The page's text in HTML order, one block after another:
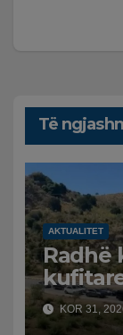
Të
AKTUALITET
Radhë
greke
sistem,
KOR 31,